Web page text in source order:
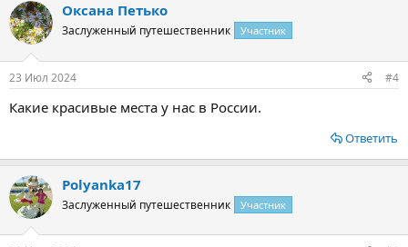
Оксана Петько
Заслуженный путешественник Участник
23 Июл 2024 #4
Какие красивые места у нас в России.
Ответить
Polyanka17
Заслуженный путешественник Участник